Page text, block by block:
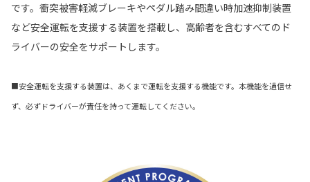
です。衝突被害軽減ブレーキやペダル踏み間違い時加速抑制装置
など安全運転を支援する装置を搭載し、高齢者を含むすべてのド
ライバーの安全をサポートします。
■安全運転を支援する装置は、あくまで運転を支援する機能です。本機能を過信せ
ず、必ずドライバーが責任を持って運転してください。